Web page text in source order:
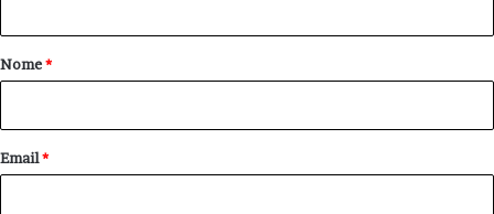
o
Nome*
Email*